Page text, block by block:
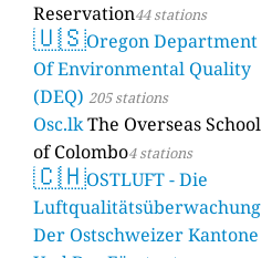
Reservation44 stations
🇺🇸Oregon Department
Of Environmental Quality
(DEQ) 205 stations
Osc.lkThe Overseas School
of Colombo4 stations
🇨🇭OSTLUFT - Die
Luftqualitätsüberwachung
Der Ostschweizer Kantone